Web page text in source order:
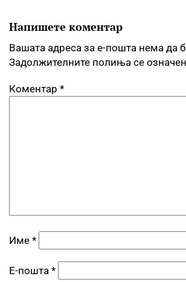
Напишете коментар
Вашата адреса за е-пошта нема да
Задолжителните полиња се
Коментар *
Име *
Е-пошта *